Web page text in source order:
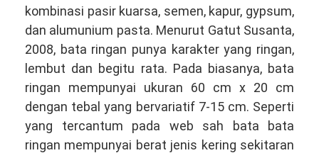
kombinasi pasir kuarsa, semen, kapur, gypsum,
dan alumunium pasta. Menurut Gatut Susanta,
2008, bata ringan punya karakter yang ringan,
lembut dan begitu rata. Pada biasanya, bata
ringan mempunyai ukuran 60 cm x 20 cm
dengan tebal yang bervariatif 7-15 cm. Seperti
yang tercantum pada web sah bata bata
ringan mempunyai berat jenis kering sekitaran